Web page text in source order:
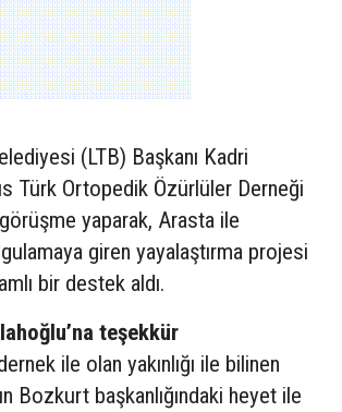
(LTB) Başkanı Kadri
Türk Ortopedik Özürlüler Derneği
yaparak, Arasta ile
giren yayalaştırma projesi
bir destek aldı.
teşekkür
ile olan yakınlığı ile bilinen
Bozkurt başkanlığındaki heyet ile